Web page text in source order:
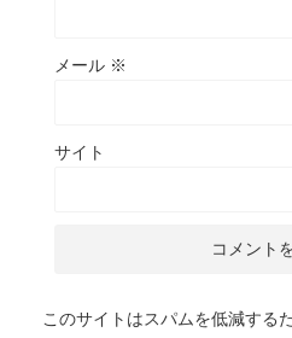
メール ※
サイト
このサイトはスパムを低減する